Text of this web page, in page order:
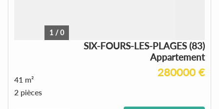
1 /0
SIX-FOURS-LES-PLAGES (83)
Appartement
280000 €
41 m²
2 pièces